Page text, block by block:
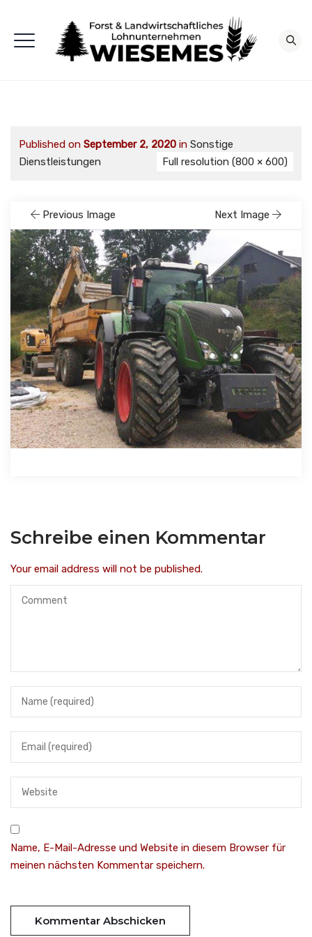
Published on September 2, 2020 in Sonstige
Dienstleistungen
Full resolution (800 × 600)
Previous Image Next Image
Schreibe einen Kommentar
Your email address will not be published.
Name, E-Mail-Adresse und Website in diesem Browser für
meinen nächsten Kommentar speichern.